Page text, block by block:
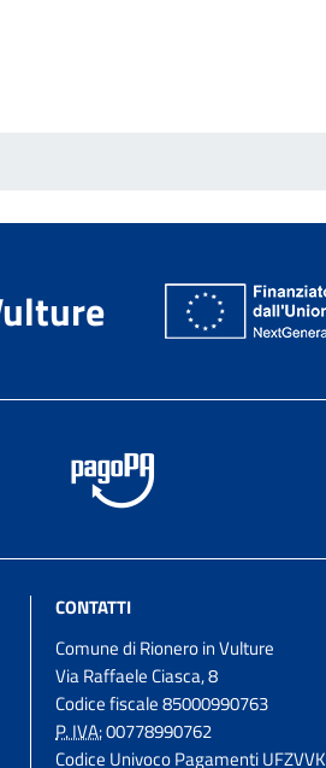
CONTATTI
Comune di Rionero in Vulture
Via Raffaele Ciasca, 8
Codice fiscale 85000990763
P. IVA:00778990762
Codice Univoco Pagamenti UFZVVK